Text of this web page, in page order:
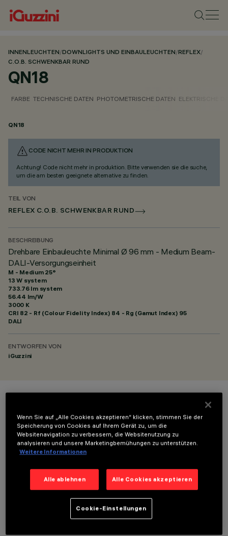
INNENLEUCHTEN/DOWNLIGHTS UND EINBAULEUCHTEN/REFLEX/
C.O.B. SCHWENKBAR RUND
QN18
FARBE TECHNISCHE DATEN PHOTOMETRISCHE DATEN ELEKTRISCHE
QN18
CODE NICHT MEHR IN PRODUKTION
Achtung! Code nicht mehr in produktion. Bitte verwenden sie die suche,
um die am besten geeignete alternative zu finden.
TEIL VON
REFLEX C.O.B. SCHWENKBAR RUND
BESCHREIBUNG
Drehbare Einbauleuchte Minimal Ø 96 mm - Medium Beam-
DALI-Versorgungseinheit
M - Medium 25°
13 W system
733.76 lm system
56.44 lm/W
3000 K
CRI 82 - Rf (Colour Fidelity Index) 84 - Rg (Gamut Index) 95
DALI
ENTWORFEN VON
iGuzzini
TECHNISCHE DATEN
Wenn Sie auf „Alle Cookies akzeptieren“ klicken, stimmen Sie der
Speicherung von Cookies auf Ihrem Gerät zu, um die
Websitenavigation zu verbessern, die Websitenutzung zu
analysieren und unsere Marketingbemühungen zu unterstützen.
Weitere Informationen
Alle ablehnen Alle Cookies akzeptieren
Cookie-Einstellungen